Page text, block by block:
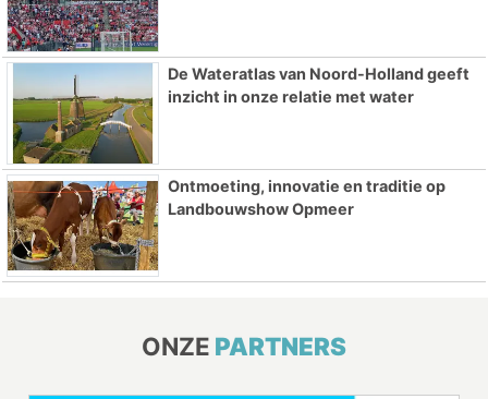
De Wateratlas van Noord-Holland geeft
inzicht in onze relatie met water
Ontmoeting, innovatie en traditie op
Landbouwshow Opmeer
ONZE PARTNERS